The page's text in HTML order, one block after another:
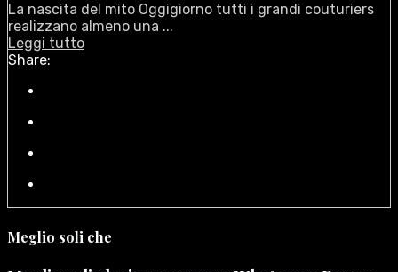
La nascita del mito Oggigiorno tutti i grandi couturiers
realizzano almeno una ...
Leggi tutto
Share:
Meglio soli che